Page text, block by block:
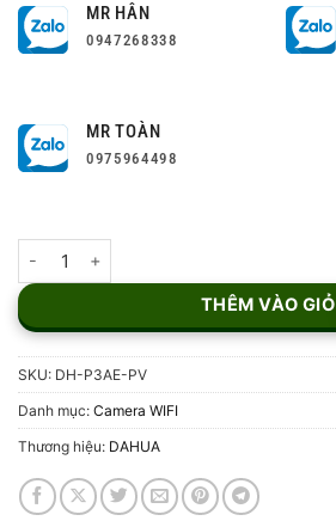
MR HÂN
0947268338
MR TOÀN
0975964498
THÊM VÀO GIỎ
SKU: DH-P3AE-PV
Danh mục: Camera WIFI
Thương hiệu: DAHUA